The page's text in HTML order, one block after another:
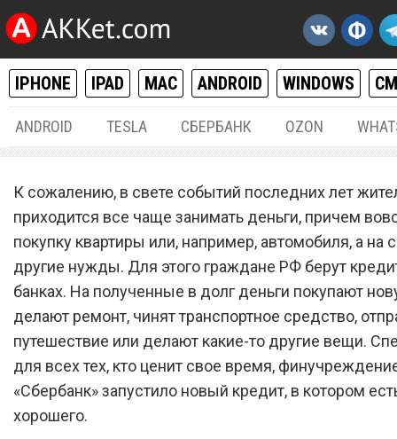
IPHONE IPAD MAC ANDROID WINDOWS
ANDROID TESLA СБЕРБАНК OZON
«Сбербанк» запустил
кредит. Что в нем
К сожалению, в свете событий последних лет
приходится все чаще занимать деньги, причем
покупку квартиры или, например, автомобиля, а на
другие нужды. Для этого граждане РФ берут
банках. На полученные в долг деньги покупают
делают ремонт, чинят транспортное средство,
путешествие или делают какие-то другие вещи.
для всех тех, кто ценит свое время,
«Сбербанк» запустило новый кредит, в котором
хорошего.